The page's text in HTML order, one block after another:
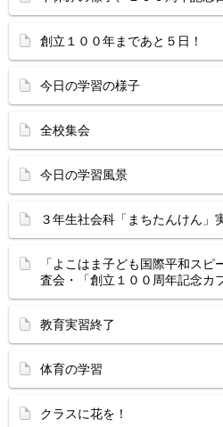
創立１００年まであと５日！
今日の学習の様子
全校集会
今日の学習風景
３年生社会科「まちたんけん」
「よこはま子ども国際平和スピ
査会・「創立１００周年記念カ
教育実習終了
体育の学習
クラスに花を！